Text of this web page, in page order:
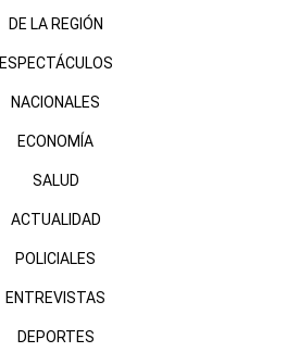
DE LA REGIÓN
ESPECTÁCULOS
NACIONALES
ECONOMÍA
SALUD
ACTUALIDAD
POLICIALES
ENTREVISTAS
DEPORTES